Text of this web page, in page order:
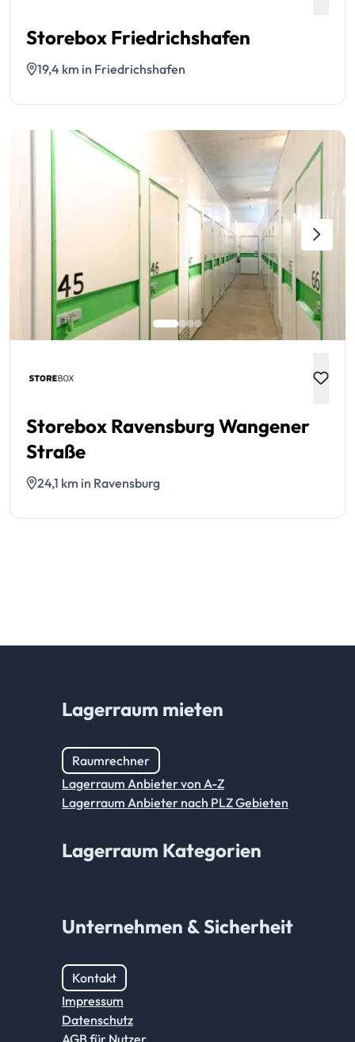
Storebox Friedrichshafen
19,4 km in Friedrichshafen
Storebox Ravensburg Wangener
Straße
24,1 km in Ravensburg
Lagerraum mieten
Raumrechner
Lagerraum Anbieter von A-Z
Lagerraum Anbieter nach PLZ Gebieten
Lagerraum Kategorien
Unternehmen & Sicherheit
Kontakt
Impressum
Datenschutz
AGB für Nutzer